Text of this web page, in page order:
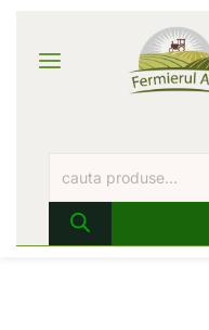
contentMenu